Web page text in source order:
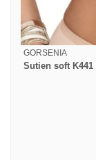
GORSENIA
Sutien soft